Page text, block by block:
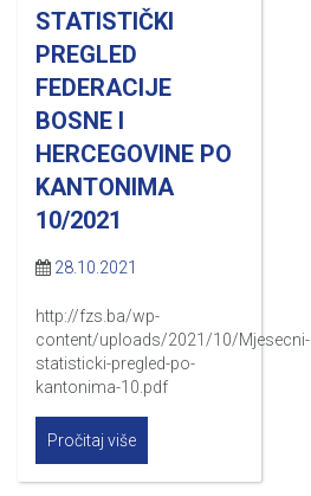
STATISTIČKI
PREGLED
FEDERACIJE
BOSNE I
HERCEGOVINE PO
KANTONIMA
10/2021
28.10.2021
http://fzs.ba/wp-
content/uploads/2021/10/Mjesecni-
statisticki-pregled-po-
kantonima-10.pdf
Pročitaj više